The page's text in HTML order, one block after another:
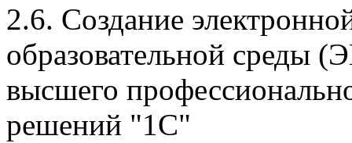
2.6. Создание
образовательной среды
высшего
решений "1С"